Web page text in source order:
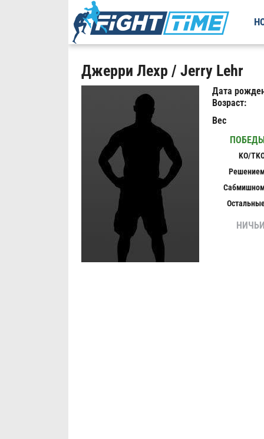
Джерри Лехр / Jerry Lehr
Дата
Возраст:
Вес
KO/
НИЧЬИ